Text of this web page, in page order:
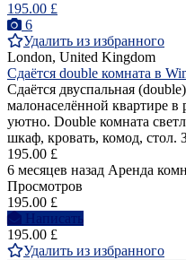
195.00 £
6
Удалить из избранного
London, United Kingdom
Сдаётся double комната в
Сдаётся двуспальная
малонаселённой квартире
уютно. Double комната
шкаф, кровать, комод, стол.
195.00 £
6 месяцев назад Аренда
Просмотров
195.00 £
Написать
195.00 £
Удалить из избранного